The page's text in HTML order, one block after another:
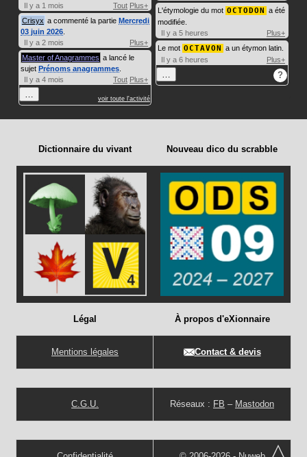
Il y a 1 mois
Tout Plus+
Crisyx a commenté la partie Mercredi
03 juin 2026
Il y a 2 mois
Plus+
Master of Anagrammes a lancé le
sujet Prénoms anagrammes
Il y a 4 mois
Tout Plus+
voir toute l'activité
L'étymologie du mot OCTODON a été
modifiée.
Il y a 5 heures
Plus+
Le mot OCTAVON a un étymon latin.
Il y a 6 heures
Plus+
?
Dictionnaire du vivant Nouveau dico du scrabble
Légal
Mentions légales
C.G.U.
À propos d'eXionnaire
Contact & devis
Réseaux : FB – Mastodon